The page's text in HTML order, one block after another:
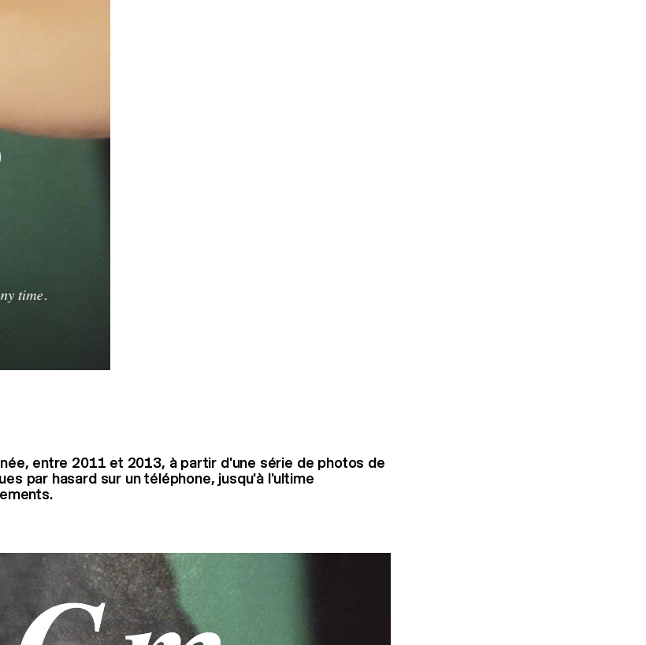
entre 2011 et 2013, à partir d'une série de photos de
par hasard sur un téléphone, jusqu'à l'ultime